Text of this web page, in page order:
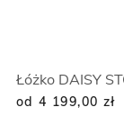
Łóżko DAISY
od 4 199,00 zł